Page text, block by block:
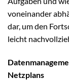
voneinander
dar, um den
leicht
Netzplans